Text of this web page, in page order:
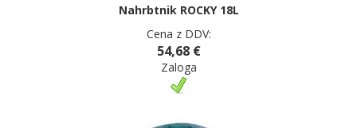
Nahrbtnik ROCKY 18L
Cena z DDV:
54,68 €
Zaloga